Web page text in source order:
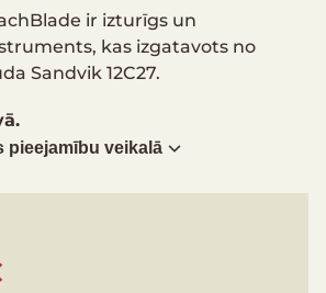
ir izturīgs un
kas izgatavots no
Sandvik 12C27.
pieejamību veikalā